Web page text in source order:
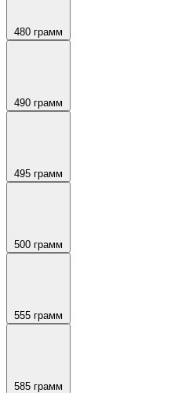
480 грамм
490 грамм
495 грамм
500 грамм
555 грамм
585 грамм